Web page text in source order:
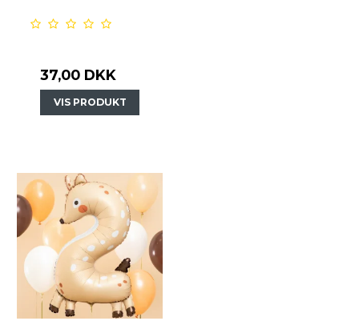
37,00 DKK
VIS PRODUKT